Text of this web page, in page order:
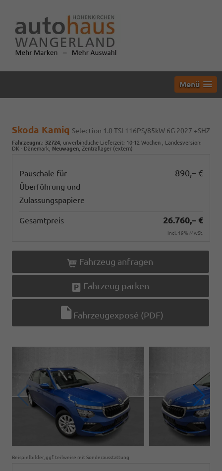
Menü
Skoda Kamiq Selection 1.0 TSI 116PS/85kW 6G 2027 +SHZ
Fahrzeugnr.: 32724 , unverbindliche Lieferzeit: 10-12 Wochen , Landesversion:
DK - Dänemark, Neuwagen , Zentrallager (extern)
Pauschale für
Überführung und
Zulassungspapiere
890,– €
Gesamtpreis 26.760,– €
incl. 19% MwSt.
Fahrzeug anfragen
Fahrzeug parken
Fahrzeugexposé (PDF)
Beispielbilder, ggf. teilweise mit Sonderausstattung